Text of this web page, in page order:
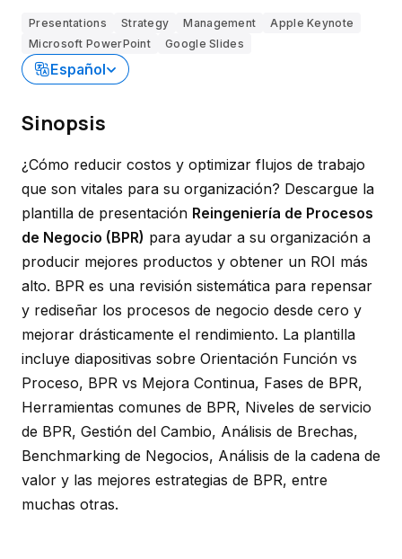
Presentations Strategy Management
Apple Keynote
Microsoft PowerPoint
Google Slides
Español
Sinopsis
¿Cómo reducir costos y optimizar flujos de trabajo
que son vitales para su organización? Descargue la
plantilla de presentación Reingeniería de Procesos
de Negocio (BPR) para ayudar a su organización a
producir mejores productos y obtener un ROI más
alto. BPR es una revisión sistemática para repensar
y rediseñar los procesos de negocio desde cero y
mejorar drásticamente el rendimiento. La plantilla
incluye diapositivas sobre Orientación Función vs
Proceso, BPR vs Mejora Continua, Fases de BPR,
Herramientas comunes de BPR, Niveles de servicio
de BPR, Gestión del Cambio, Análisis de Brechas,
Benchmarking de Negocios, Análisis de la cadena de
valor y las mejores estrategias de BPR, entre
muchas otras.